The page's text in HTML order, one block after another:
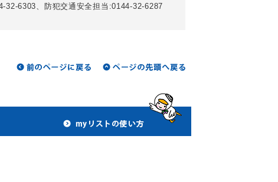
32-6303、防犯交通安全担当:0144-32-6287